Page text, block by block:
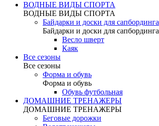
ВОДНЫЕ ВИДЫ СПОРТА
ВОДНЫЕ ВИДЫ СПОРТА
Байдарки и доски для сапбординга
Байдарки и доски для сапбординга
Весло шверт
Каяк
Все сезоны
Все сезоны
Форма и обувь
Форма и обувь
Обувь футбольная
ДОМАШНИЕ ТРЕНАЖЕРЫ
ДОМАШНИЕ ТРЕНАЖЕРЫ
Беговые дорожки